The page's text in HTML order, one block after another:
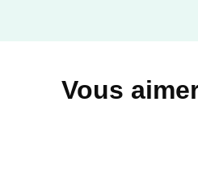
Vous